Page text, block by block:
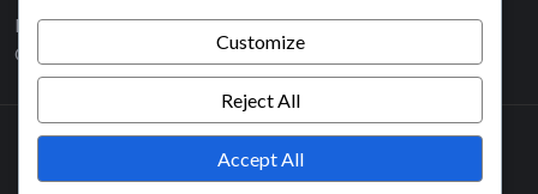
Başarılar İçin Dönme Bağlantıları: Kilometre taşı ödülleri,
Günlük güncellemeler, Özel teklifler
2026© All right reserved by Radiustheme
Customize
Reject All
Accept All